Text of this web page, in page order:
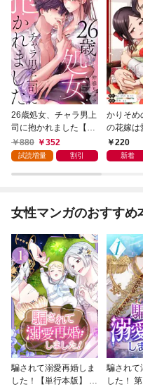
26歳処女、チャラ男上
司に抱かれました【電
子単行本版おまけ付
き】 1
880 352
試読増量 割引
かりそめ
の花嫁は
220
新着
女性マンガのおすすめ
騙されて溺愛再婚しま
した！【単行本版】 1
騙されて
した！